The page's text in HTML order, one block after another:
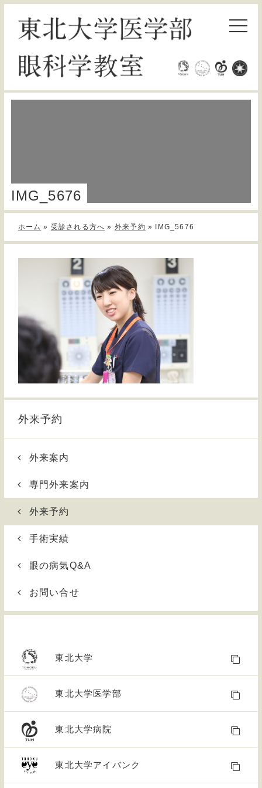
IMG_5676
ホーム » 受診される方へ » 外来予約 » IMG_5676
外来予約
外来案内
専門外来案内
外来予約
手術実績
眼の病気Q&A
お問い合せ
東北大学
東北大学医学部
東北大学病院
東北大学アイバンク